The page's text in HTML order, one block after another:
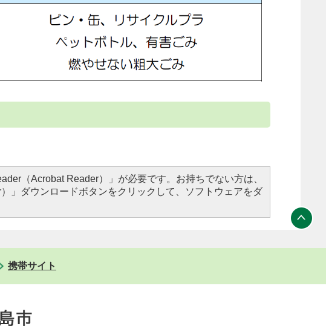
（Acrobat Reader）」が必要です。お持ちでない方は、
」ダウンロードボタンをクリックして、ソフトウェアをダ
携帯サイト